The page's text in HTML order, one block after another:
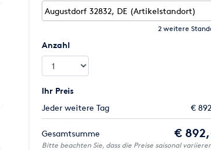
2 weitere
Anzahl
Ihr Preis
Jeder weitere Tag
€
Gesamtsumme €
Bitte beachten Sie, dass die Preise saisonal